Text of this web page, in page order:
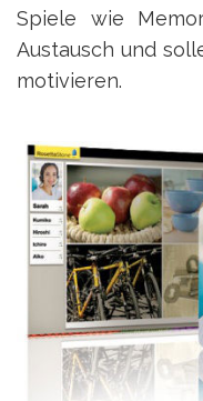
Spiele wie
Austausch und
motivieren.